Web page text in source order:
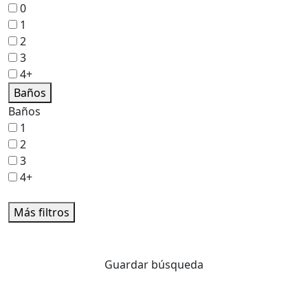
0
1
2
3
4+
Baños
Baños
1
2
3
4+
Más filtros
Guardar búsqueda